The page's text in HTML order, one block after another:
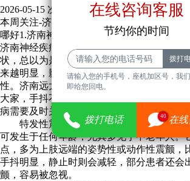
2026-05-15 次
本周关注-济南专业治疗特发性震颤的医院
哪好1.济南神经内科哪家好2.济南市专业治
济南神经疾病去哪看比较好.生活中，不少济
状，总以为是紧张、疲劳或压力大导致，不
来越明显，影响吃饭、写字等日常活动，才
性。济南远大中医脑康医院作为专业的济南
大家，手抖不全是紧张，也可能是特发性震
病需要及时关注和科学应对。
特发性震颤是一种常见的运动障碍性疾
可发生于任何年龄，尤其多见于中老年人。
点，多为上肢远端的姿势性或动作性震颤，
手抖明显，静止时则会减轻，部分患者还会
颤，容易被忽视。
在线咨询客服
节约你的时间
请输入您的手机号，座机加区号，我
即给您回电。
拨打电话 40 在